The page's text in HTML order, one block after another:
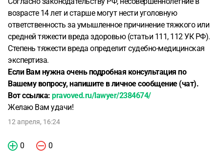
возрасте 14 лет и старше могут нести уголовную
ответственность за умышленное причинение тяжкого или
средней тяжести вреда здоровью (статьи 111, 112 УК РФ).
Степень тяжести вреда определит судебно-медицинская
экспертиза.
Если Вам нужна очень подробная консультация по
Вашему вопросу, напишите в личное сообщение (чат).
Вот ссылка: pravoved.ru/lawyer/2384674/
Желаю Вам удачи!
12 апреля, 16:24
0 0